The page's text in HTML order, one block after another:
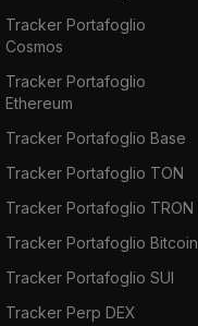
Tracker Portafoglio
Cosmos
Tracker Portafoglio
Ethereum
Tracker Portafoglio Base
Tracker Portafoglio TON
Tracker Portafoglio TRON
Tracker Portafoglio Bitcoin
Tracker Portafoglio SUI
Tracker Perp DEX